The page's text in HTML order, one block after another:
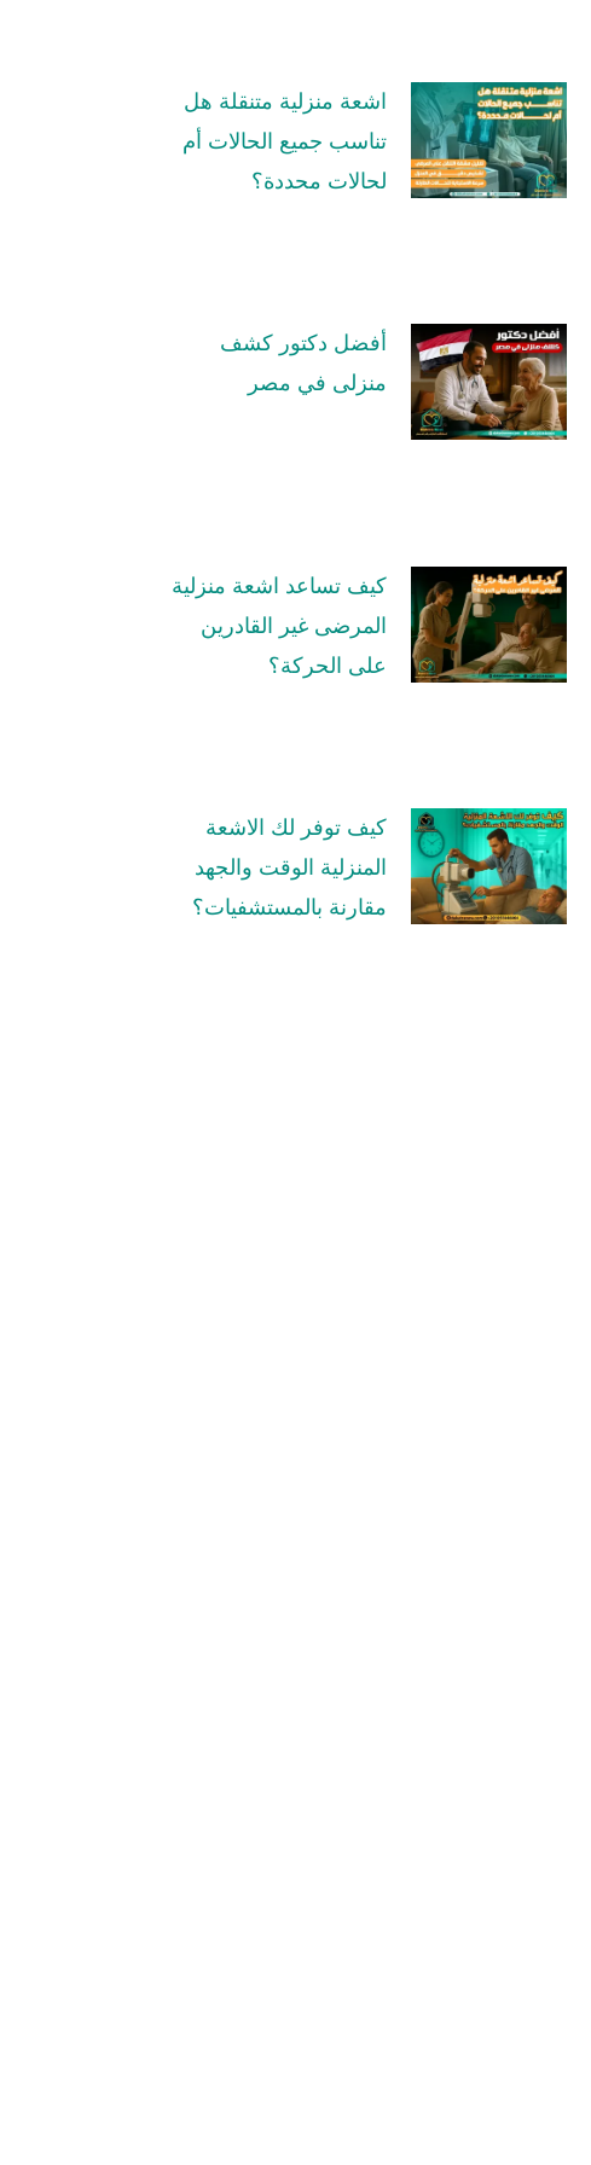
اشعة منزلية متنقلة هل
تناسب جميع الحالات أم
لحالات محددة؟
أفضل دكتور كشف
منزلى في مصر
كيف تساعد اشعة منزلية
المرضى غير القادرين
على الحركة؟
كيف توفر لك الاشعة
المنزلية الوقت والجهد
مقارنة بالمستشفيات؟